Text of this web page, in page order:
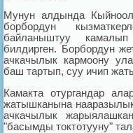
Мунун алдында
борбордун
байланыштуу
билдирген. Борбордун
ачкачылык кармоону
баш тартып, суу ичип
Камакта отургандар
жатышканына
ачкачылык
"басымды токтотууну"